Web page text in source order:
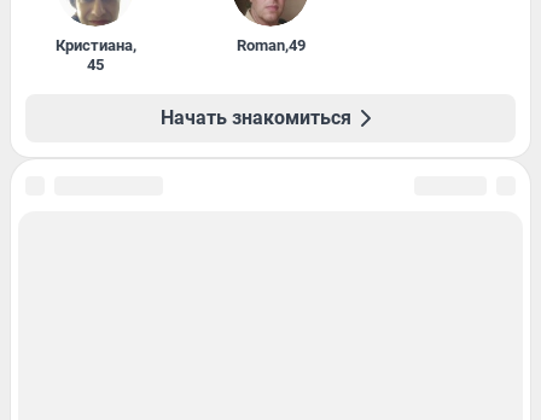
Кристиана,
45
Roman,49
Начать знакомиться